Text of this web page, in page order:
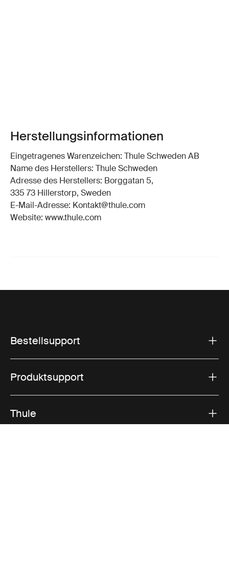
Herstellungsinformationen
Eingetragenes Warenzeichen: Thule Schweden AB
Name des Herstellers: Thule Schweden
Adresse des Herstellers: Borggatan 5,
335 73 Hillerstorp, Sweden
E-Mail-Adresse: Kontakt@thule.com
Website: www.thule.com
Bestellsupport
Produktsupport
Thule